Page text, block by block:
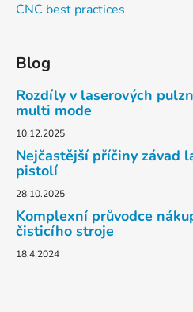
CNC best practices
Blog
Rozdíly v laserových
multi mode
10.12.2025
Nejčastější příčiny závad
pistolí
28.10.2025
Komplexní průvodce
čisticího stroje
18.4.2024